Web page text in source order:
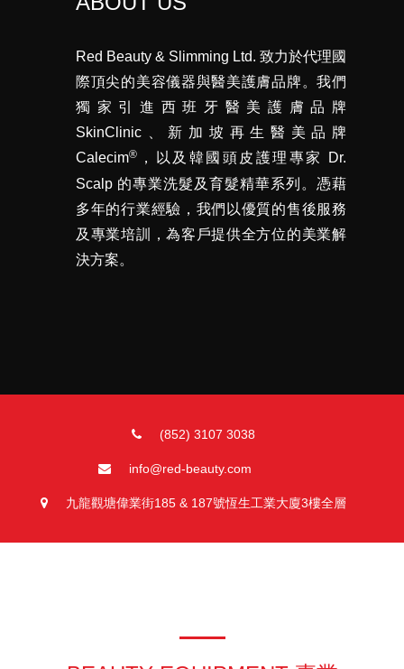
Red Beauty & Slimming Ltd. 致力於代理國
際頂尖的美容儀器與醫美護膚品牌。我們
獨家引進西班牙醫美護膚品牌
SkinClinic、新加坡再生醫美品牌
Calecim®
，以及韓國頭皮護理專家 Dr.
Scalp 的專業洗髮及育髮精華系列。憑藉
多年的行業經驗，我們以優質的售後服務
及專業培訓，為客戶提供全方位的美業解
決方案。
(852) 3107 3038
info@red-beauty.com
九龍觀塘偉業街185 & 187號恆生工業大廈3樓全層